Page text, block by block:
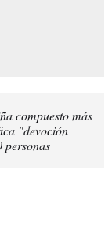
compuesto más
"devoción